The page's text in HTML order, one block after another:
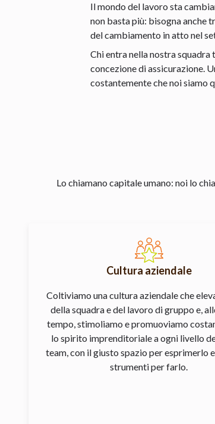
Il mondo del lavoro sta
non basta più: bisogna anche
del cambiamento in atto nel
Chi entra nella nostra
concezione di assicurazione.
costantemente che noi siamo
Lo chiamano capitale umano: noi lo
Cultura aziendale
Coltiviamo una cultura aziendale che
della squadra e del lavoro di gruppo e,
tempo, stimoliamo e promuoviamo
lo spirito imprenditoriale a ogni livello
team, con il giusto spazio per esprimerlo
strumenti per farlo.